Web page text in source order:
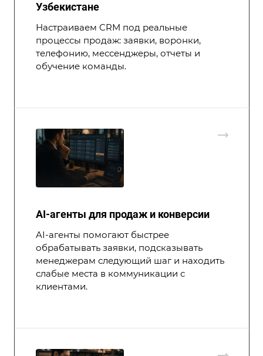
Узбекистане
Настраиваем CRM под реальные
процессы продаж: заявки, воронки,
телефонию, мессенджеры, отчеты и
обучение команды.
AI-агенты для продаж и конверсии
AI-агенты помогают быстрее
обрабатывать заявки, подсказывать
менеджерам следующий шаг и находить
слабые места в коммуникации с
клиентами.